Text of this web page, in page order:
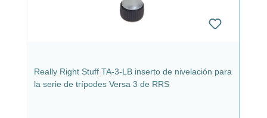
Really Right Stuff TA-3-LB inserto de nivelación para
la serie de trípodes Versa 3 de RRS